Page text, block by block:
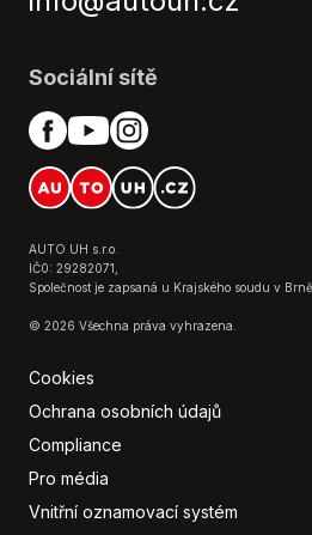
AUTO UH s.r.o.
IČ0: 29282071,
Společnost je zapsaná u Krajského soudu v
© 2026 Všechna práva vyhrazena.
Cookies
Ochrana osobních údajů
Compliance
Pro média
Vnitřní oznamovací systém
Sociální sítě